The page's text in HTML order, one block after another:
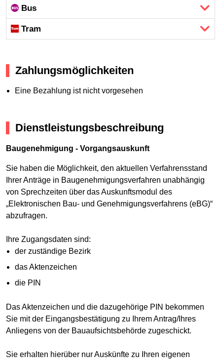
Bus
Tram
Zahlungsmöglichkeiten
Eine Bezahlung ist nicht vorgesehen
Dienstleistungsbeschreibung
Baugenehmigung - Vorgangsauskunft
Sie haben die Möglichkeit, den aktuellen Verfahrensstand
Ihrer Anträge in Baugenehmigungsverfahren unabhängig
von Sprechzeiten über das Auskunftsmodul des
„Elektronischen Bau- und Genehmigungsverfahrens (eBG)“
abzufragen.
Ihre Zugangsdaten sind:
der zuständige Bezirk
das Aktenzeichen
die PIN
Das Aktenzeichen und die dazugehörige PIN bekommen
Sie mit der Eingangsbestätigung zu Ihrem Antrag/Ihres
Anliegens von der Bauaufsichtsbehörde zugeschickt.
Sie erhalten hierüber nur Auskünfte zu Ihren eigenen